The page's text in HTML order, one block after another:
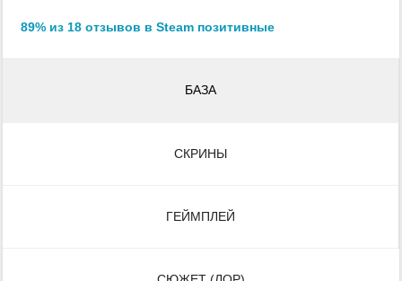
89% из 18 отзывов в Steam позитивные
БАЗА
СКРИНЫ
ГЕЙМПЛЕЙ